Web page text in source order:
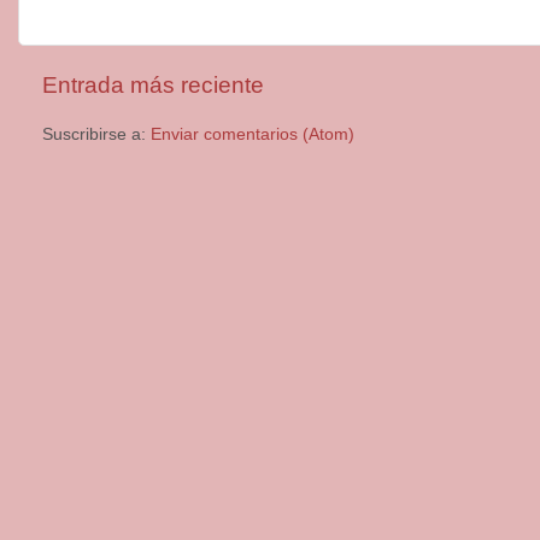
Entrada más reciente
Suscribirse a: Enviar comentarios (Atom)